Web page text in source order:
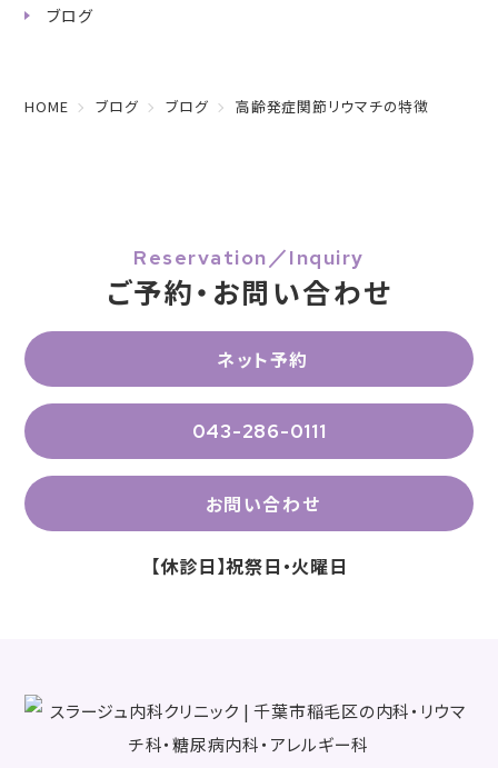
ブログ
HOME ブログ ブログ 高齢発症関節リウマチの特徴
Reservation／Inquiry
ご予約・お問い合わせ
ネット予約
043-286-0111
お問い合わせ
【休診日】祝祭日・火曜日